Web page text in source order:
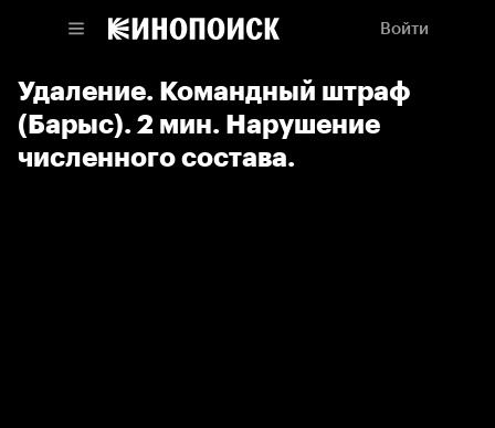
Войти
Удаление. Командный штраф
(Барыс). 2 мин. Нарушение
численного состава.